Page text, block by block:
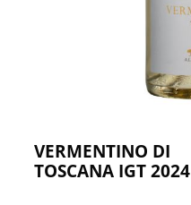
VERMENTINO DI
TOSCANA IGT 2024